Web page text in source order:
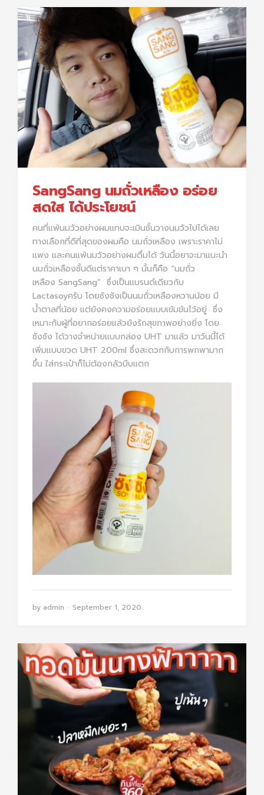
SangSang นมถั่วเหลือง อร่อย
สดใส ได้ประโยชน์
คนที่แพ้นมวัวอย่างผมแทบจะเมินชั้นวางนมวัวไปได้เลย
ทางเลือกที่ดีที่สุดของผมคือ นมถั่วเหลือง เพราะราคาไม่
แพง และคนแพ้นมวัวอย่างผมดื่มได้ วันนี้อยาจะมาแนะนำ
นมถั่วเหลืองชั้นดีแต่ราคาเบา ๆ นั้นก็คือ “นมถั่ว
เหลือง SangSang” ซึ่งเป็นแบรนด์เดียวกับ
Lactasoyครับ โดยซังซังเป็นนมถั่วเหลืองหวานน้อย มี
น้ำตาลที่น้อย แต่ยังคงความอร่อยแบบเข้มข้นไว้อยู่ ซึ่ง
เหมาะกับผู้ที่อยากอร่อยแล้วยังรักสุขภาพอย่างยิ่ง โดย
ซังซัง ได้วางจำหน่ายแบบกล่อง UHT มาแล้ว มาวันนี้ได้
เพิ่มแบบขวด UHT 200ml ซึ่งสะดวกกับการพกพามาก
ขึ้น ใส่กระเป๋าก็ไม่ต้องกลัวบีบแตก
by admin September 1, 2020